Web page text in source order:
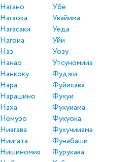
Нагано
Нагаока
Нагасаки
Нагоиа
Наз
Нанао
Нанкоку
Нара
Нарашино
Наха
Немуро
Ниагава
Ниигата
Нишиномия
Убе
Увайима
Уеда
Уйи
Уозу
Утсуномииа
Фуджи
Фуйисава
Фукуи
Фукуиама
Фукуока
Фукучииама
Фунабаши
Фурукава